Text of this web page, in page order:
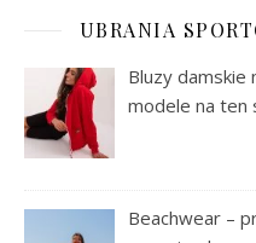
UBRANIA
Bluzy damskie
modele na ten
Beachwear –